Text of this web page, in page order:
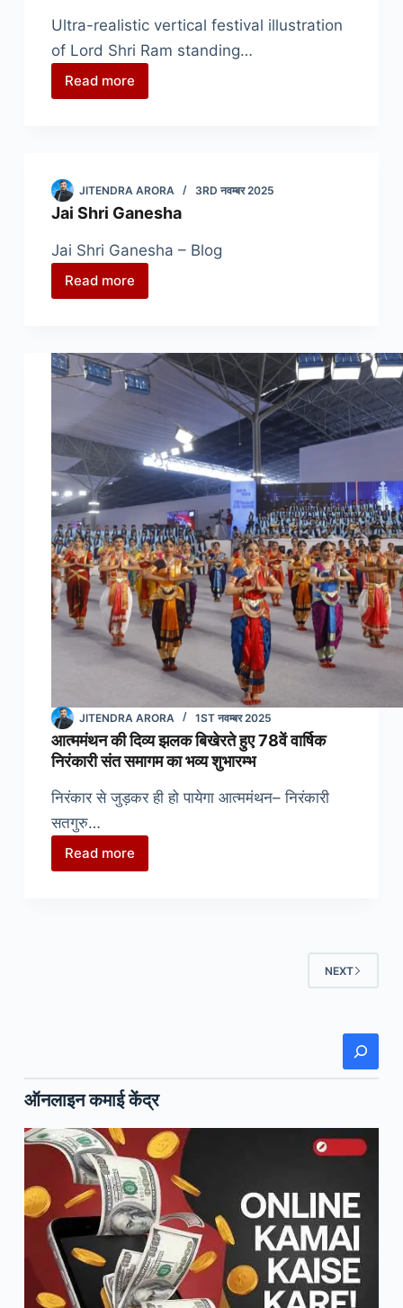
निरंकारी
संत
समागम
Ultra-realistic vertical festival illustration
of Lord Shri Ram standing…
Read more
Jai
JITENDRA ARORA 3RD नवम्बर 2025
Jai Shri Ganesha
Jai Shri Ganesha – Blog
Read more
Jai
JITENDRA ARORA 1ST नवम्बर 2025
आत्ममंथन की दिव्य झलक बिखेरते हुए 78वें वार्षिक
निरंकारी संत समागम का भव्य शुभारम्भ
निरंकार से जुड़कर ही हो पायेगा आत्ममंथन– निरंकारी
सतगुरु…
Read more
आत्ममंथन
समागम
का
शुभारम्भ
NEXT
ऑनलाइन कमाई केंद्र